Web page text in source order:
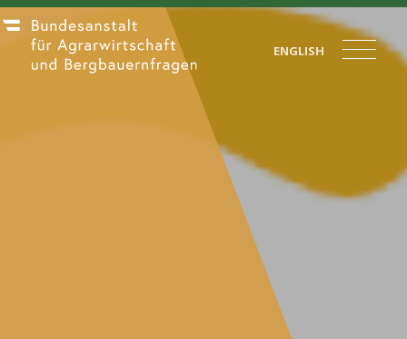
ENGLISH